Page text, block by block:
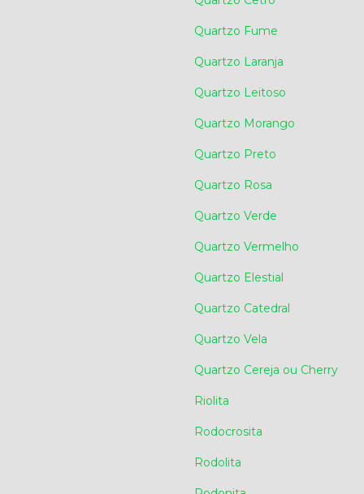
Quartzo Fume
Quartzo Laranja
Quartzo Leitoso
Quartzo Morango
Quartzo Preto
Quartzo Rosa
Quartzo Verde
Quartzo Vermelho
Quartzo Elestial
Quartzo Catedral
Quartzo Vela
Quartzo Cereja ou Cherry
Riolita
Rodocrosita
Rodolita